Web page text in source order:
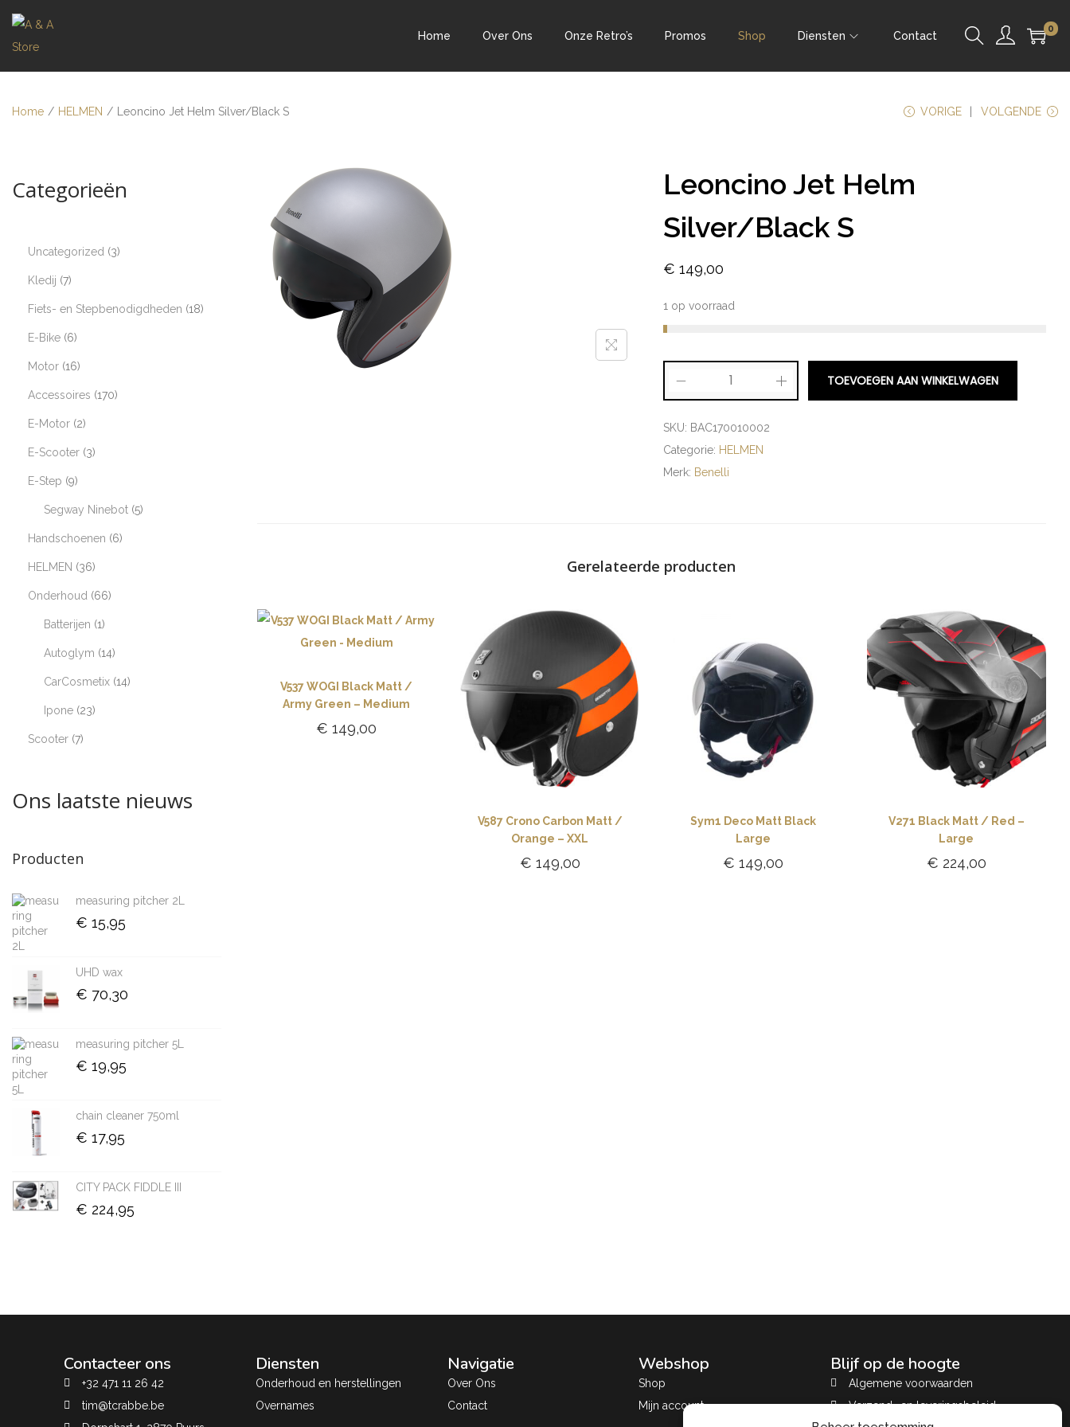
Home Over Ons Onze Retro’s Promos Shop Diensten Contact
0
Home / HELMEN / Leoncino Jet Helm Silver/Black S VORIGE VOLGENDE
Leoncino Jet Helm
Silver/Black S
€ 149,00
1 op voorraad
TOEVOEGEN AAN WINKELWAGEN
SKU: BAC170010002
Categorie: HELMEN
Merk: Benelli
Gerelateerde producten
V537 WOGI Black Matt /
Army Green – Medium
€ 149,00
V587 Crono Carbon Matt /
Orange – XXL
€ 149,00
Sym1 Deco Matt Black
Large
€ 149,00
V271 Black Matt / Red –
Large
€ 224,00
Categorieën
Uncategorized 3
Kledij 7
Fiets- en Stepbenodigdheden 18
E-Bike 6
Motor 16
Accessoires 170
E-Motor 2
E-Scooter 3
E-Step 9
Segway Ninebot 5
Handschoenen 6
HELMEN 36
Onderhoud 66
Batterijen 1
Autoglym 14
CarCosmetix 14
Ipone 23
Scooter 7
Ons laatste nieuws
Producten
measuring pitcher 2L
€ 15,95
UHD wax
€ 70,30
measuring pitcher 5L
€ 19,95
chain cleaner 750ml
€ 17,95
CITY PACK FIDDLE III
€ 224,95
Contacteer ons
+32 471 11 26 42
tim@tcrabbe.be
Diensten
Onderhoud en herstellingen
Overnames
Navigatie
Over Ons
Contact
Webshop
Shop
Mijn account
Blijf op de hoogte
Algemene voorwaarden
Verzend- en leveringsbeleid